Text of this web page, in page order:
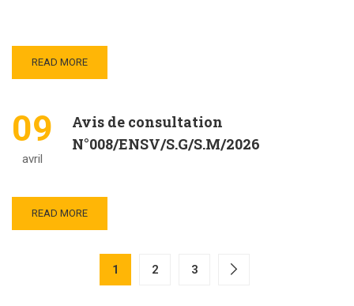
READ MORE
09
avril
Avis de consultation
N°008/ENSV/S.G/S.M/2026
READ MORE
1 2 3